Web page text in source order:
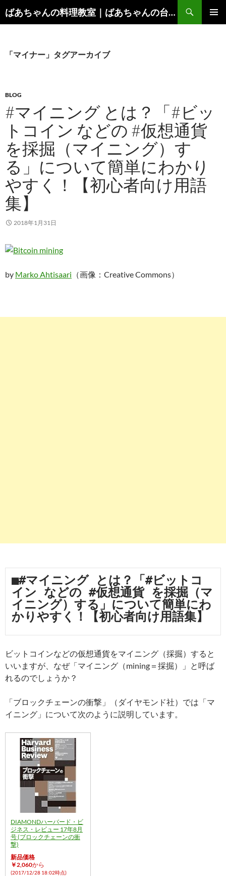
ン
プ
ばあちゃんの料理教室｜ばあちゃんの台所から学ぶ、食と健康の知恵
索
「マイナー」タグアーカイブ
BLOG
#マイニング とは？「#ビッ
トコイン などの #仮想通貨
を採掘（マイニング）す
る」について簡単にわかり
やすく！【初心者向け用語
集】
2018年1月31日
by Marko Ahtisaari （画像：Creative Commons）
■#マイニング とは？「#ビットコ
イン などの #仮想通貨 を採掘（マ
イニング）する」について簡単にわ
かりやすく！【初心者向け用語集】
ビットコインなどの仮想通貨をマイニング（採掘）すると
いいますが、なぜ「マイニング（mining＝採掘）」と呼ば
れるのでしょうか？
「ブロックチェーンの衝撃」（ダイヤモンド社）では「マ
イニング」について次のように説明しています。
DIAMONDハーバード・ビ
ジネス・レビュー 17年8月
号 (ブロックチェーンの衝
撃)
新品価格
￥2,060から
(2017/12/28 18:02時点)